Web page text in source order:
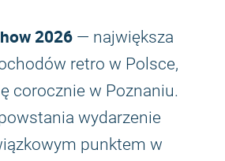
2026 — największa
retro w Polsce,
corocznie w Poznaniu.
wydarzenie
punktem w